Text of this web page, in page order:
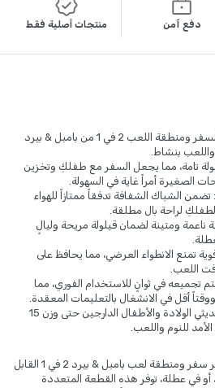
دفع آمن منتجات أصلية فقط
نوم مريح ولعب آمن: يوفر سرير السفر ومنطقة اللعب 2 في 1 من بامبل & بيرد
واللعب بنشاط.
تامة، مما يجعل السفر مع طفلكِ وتخزين
الصغيرة أمراً غاية في السهولة.
الشباك الشفافة تدفقاً ممتازاً للهواء
لراحة بال مطلقة.
ومتينة لضمان قيلولة مريحة وليالٍ
تمنع الانطواء العرضي، مما يحافظ على
اللعب.
تجميعه في ثوانٍ للاستخدام الفوري، مما
أقل في الانشغال بالتعليمات المعقدة.
يكبر مع طفلِك: مناسب تماماً لحديثي الولادة والأطفال الدارجين حتى وزن 15
للنوم واللعب.
بّسطي مغامراتكِ العائلية مع سرير سفر ومنطقة لعب بامبل & بيرد 2 في 1 القابل
أو في عطلة، توفر هذه القطعة المتعددة